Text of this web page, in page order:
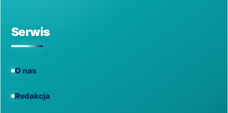
Serwis
O nas
Redakcja